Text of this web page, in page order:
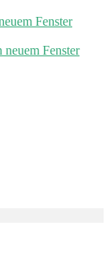
Fenster
Fenster